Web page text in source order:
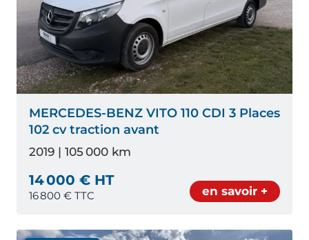
MERCEDES-BENZ VITO 110 CDI 3 Places
102 cv traction avant
2019 | 105 000 km
14 000 € HT
16 800 € TTC en savoir +